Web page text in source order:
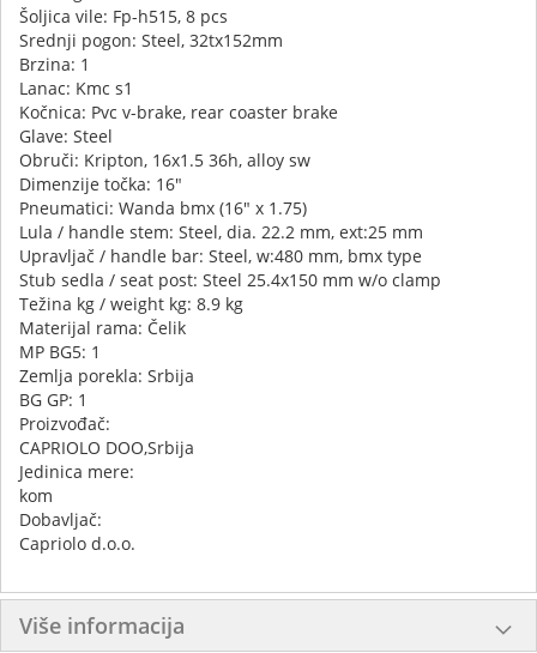
Šoljica vile: Fp-h515, 8 pcs
Srednji pogon: Steel, 32tx152mm
Brzina: 1
Lanac: Kmc s1
Kočnica: Pvc v-brake, rear coaster brake
Glave: Steel
Obruči: Kripton, 16x1.5 36h, alloy sw
Dimenzije točka: 16"
Pneumatici: Wanda bmx (16" x 1.75)
Lula / handle stem: Steel, dia. 22.2 mm, ext:25 mm
Upravljač / handle bar: Steel, w:480 mm, bmx type
Stub sedla / seat post: Steel 25.4x150 mm w/o clamp
Težina kg / weight kg: 8.9 kg
Materijal rama: Čelik
MP BG5: 1
Zemlja porekla: Srbija
BG GP: 1
Proizvođač:
CAPRIOLO DOO,Srbija
Jedinica mere:
kom
Dobavljač:
Capriolo d.o.o.
Više informacija